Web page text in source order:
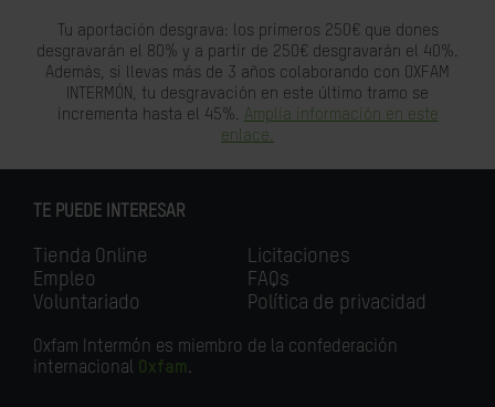
Tu aportación desgrava: los primeros 250€ que dones
desgravarán el 80% y a partir de 250€ desgravarán el 40%.
Además, si llevas más de 3 años colaborando con OXFAM
INTERMÓN, tu desgravación en este último tramo se
incrementa hasta el 45%. Amplia información en este
enlace.
TE PUEDE INTERESAR
Tienda Online
Empleo
Voluntariado
Licitaciones
FAQs
Política de privacidad
Oxfam Intermón es miembro de la confederación
internacional Oxfam.